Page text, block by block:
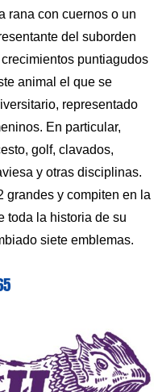
rana con cuernos o un
del suborden
puntiagudos
animal el que se
representado
En particular,
golf, clavados,
y otras disciplinas.
grandes y compiten en la
toda la historia de su
siete emblemas.